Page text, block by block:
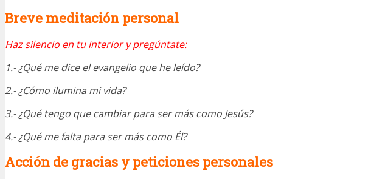
Breve meditación personal
Haz silencio en tu interior y pregúntate:
1.- ¿Qué me dice el evangelio que he leído?
2.- ¿Cómo ilumina mi vida?
3.- ¿Qué tengo que cambiar para ser más como Jesús?
4.- ¿Qué me falta para ser más como Él?
Acción de gracias y peticiones personales